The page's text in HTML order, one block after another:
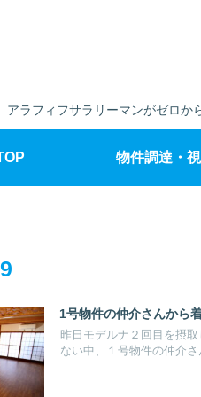
アラフィフサラリーマンがゼロか
物件調達・
1号物件の仲介さんから
昨日モデルナ２回目を摂
ない中、１号物件の仲介